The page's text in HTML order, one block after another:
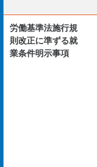
労働基準法施行規
則改正に準ずる就
業条件明示事項